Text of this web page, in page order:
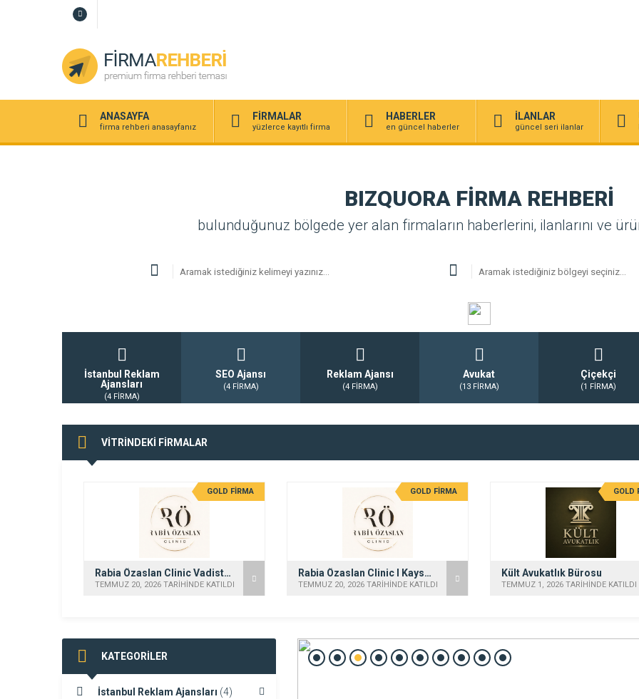
ANASAYFA
firma rehberi anasayfanız
FİRMALAR
yüzlerce kayıtlı firma
HABERLER
en güncel haberler
İLANLAR
güncel seri ilanlar
BIZQUORA FİRMA REHBERİ
bulunduğunuz bölgede yer alan firmaların haberlerini, ilanlarını ve
İstanbul Reklam
Ajansları
(4 FİRMA)
SEO Ajansı
(4 FİRMA)
Reklam Ajansı
(4 FİRMA)
Avukat
(13 FİRMA)
Çiçekçi
(1 FİRMA)
VİTRİNDEKİ FİRMALAR
GOLD FİRMA
Rabia Özaslan Clinic Vadistanbul
TEMMUZ 20, 2026 TARİHİNDE KATILDI
GOLD FİRMA
Rabia Özaslan Clinic I Kayseri Diyetisyen, Lipödem, Bölgesel İncelme
TEMMUZ 20, 2026 TARİHİNDE KATILDI
GOLD
Kült Avukatlık Bürosu
TEMMUZ 1, 2026 TARİHİNDE KATILDI
KATEGORİLER
İstanbul Reklam Ajansları (4)